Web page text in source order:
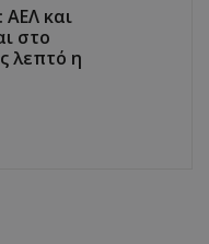
ΑΕΛ και
στο
λεπτό η